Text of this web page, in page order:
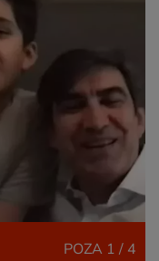
POZA 1 / 4